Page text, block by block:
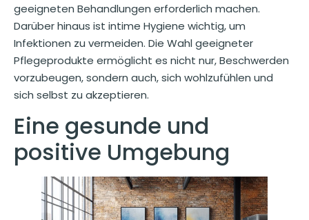
geeigneten Behandlungen erforderlich machen.
Darüber hinaus ist intime Hygiene wichtig, um
Infektionen zu vermeiden. Die Wahl geeigneter
Pflegeprodukte ermöglicht es nicht nur, Beschwerden
vorzubeugen, sondern auch, sich wohlzufühlen und
sich selbst zu akzeptieren.
Eine gesunde und
positive Umgebung